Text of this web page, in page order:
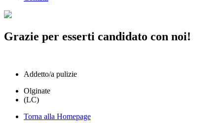
Grazie per esserti candidato con noi!
Addetto/a pulizie
Olginate
(LC)
Torna alla Homepage